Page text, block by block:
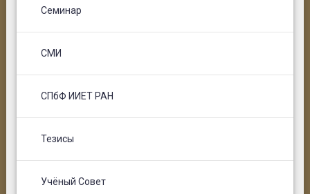
Семинар
СМИ
СПбФ ИИЕТ РАН
Тезисы
Учёный Совет